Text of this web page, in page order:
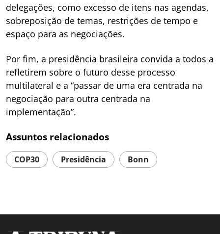
delegações, como excesso de itens nas agendas,
sobreposição de temas, restrições de tempo e
espaço para as negociações.
Por fim, a presidência brasileira convida a todos a
refletirem sobre o futuro desse processo
multilateral e a “passar de uma era centrada na
negociação para outra centrada na
implementação”.
Assuntos relacionados
COP30 Presidência Bonn